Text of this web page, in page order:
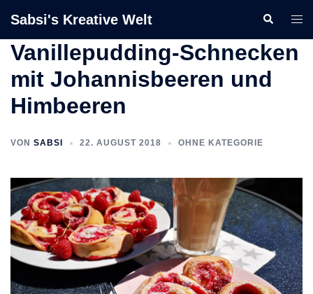
Inhalt
springen
Sabsi's Kreative Welt Suche
Vanillepudding-Schnecken
mit Johannisbeeren und
Himbeeren
VON SABSI 22. AUGUST 2018 OHNE KATEGORIE